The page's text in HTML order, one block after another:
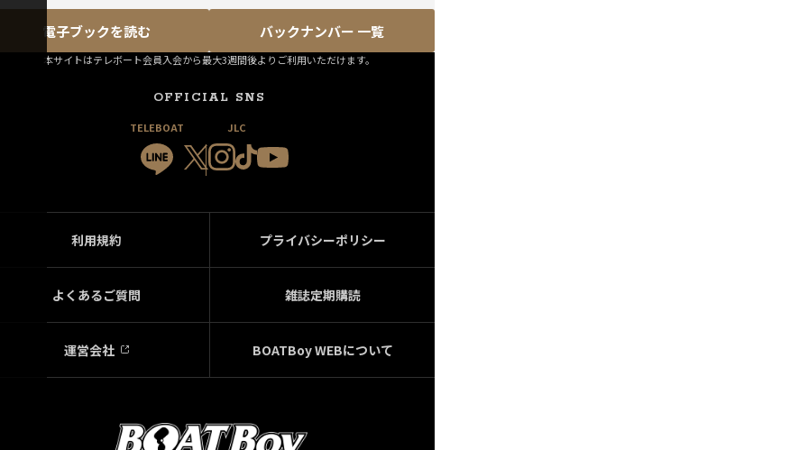
電子ブックを読む バックナンバー 一覧
本サイトはテレボート会員入会から最大3週間後よりご利用いただけます。
OFFICIAL SNS
TELEBOAT JLC
利用規約 プライバシーポリシー
よくあるご質問 雑誌定期購読
運営会社 BOATBoy WEBについて